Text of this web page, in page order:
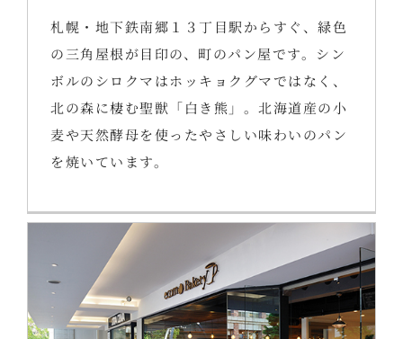
札幌・地下鉄南郷１３丁目駅からすぐ、緑色
の三角屋根が目印の、町のパン屋です。シン
ボルのシロクマはホッキョクグマではなく、
北の森に棲む聖獣「白き熊」。北海道産の小
麦や天然酵母を使ったやさしい味わいのパン
を焼いています。